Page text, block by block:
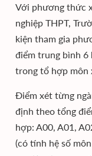
Với phương thức
nghiệp THPT,
kiện tham gia
điểm trung bình 6
trong tổ hợp môn
Điểm xét từng
định theo tổng
hợp: A00, A01,
(có tính hệ số